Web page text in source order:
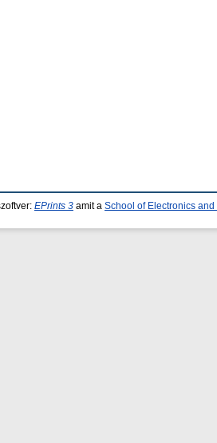
EPrints 3 amit a School of Electronics